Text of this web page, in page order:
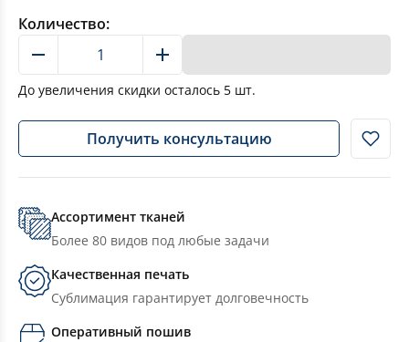
Количество:
До увеличения скидки осталось 5 шт.
Получить консультацию
Ассортимент тканей
Более 80 видов под любые задачи
Качественная печать
Сублимация гарантирует долговечность
Оперативный пошив